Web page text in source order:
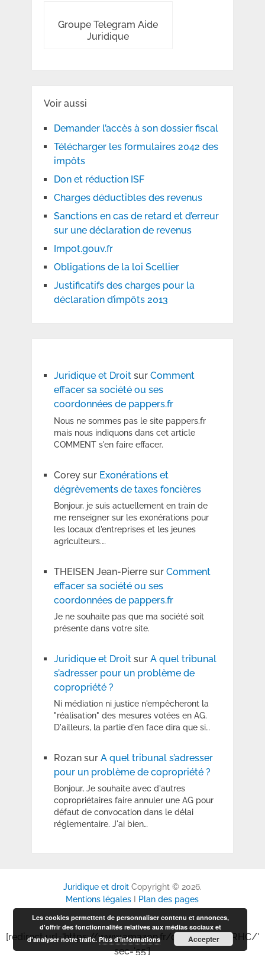
Groupe Telegram Aide
Juridique
Voir aussi
Demander l’accès à son dossier fiscal
Télécharger les formulaires 2042 des
impôts
Don et réduction ISF
Charges déductibles des revenus
Sanctions en cas de retard et d’erreur
sur une déclaration de revenus
Impot.gouv.fr
Obligations de la loi Scellier
Justificatifs des charges pour la
déclaration d’impôts 2013
Juridique et Droitsur Comment
effacer sa société ou ses
coordonnées de pappers.fr
Nous ne sommes pas le site pappers.fr
mais nous indiquons dans cet article
COMMENT s'en faire effacer.
Coreysur Exonérations et
dégrèvements de taxes foncières
Bonjour, je suis actuellement en train de
me renseigner sur les exonérations pour
les locaux d'entreprises et les jeunes
agriculteurs.…
THEISEN Jean-Pierresur Comment
effacer sa société ou ses
coordonnées de pappers.fr
Je ne souhaite pas que ma société soit
présente dans votre site.
Juridique et Droitsur A quel tribunal
s’adresser pour un problème de
copropriété ?
Ni médiation ni justice n'empêcheront la
"réalisation" des mesures votées en AG.
D'ailleurs, la partie d'en face dira que si…
Rozansur A quel tribunal s’adresser
pour un problème de copropriété ?
Bonjour, Je souhaite avec d'autres
copropriétaires faire annuler une AG pour
défaut de convocation dans le délai
réglementaire. J'ai bien…
Juridique et droitCopyright © 2026.
Mentions légales
Plan des pages
[redirect url='https://www.amazon.fr/dp/B0GP6P6RHC/'
sec='55']
Les cookies permettent de personnaliser contenu et annonces,
d'offrir des fonctionnalités relatives aux médias sociaux et
d'analyser notre trafic.Plus d’informations Accepter